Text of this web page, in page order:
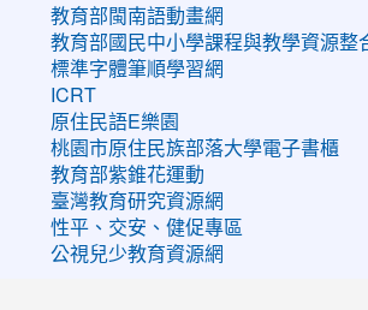
教育部閩南語動畫網
教育部國民中小學課程與教學資源整
標準字體筆順學習網
ICRT
原住民語E樂園
桃園市原住民族部落大學電子書櫃
教育部紫錐花運動
臺灣教育研究資源網
性平、交安、健促專區
公視兒少教育資源網